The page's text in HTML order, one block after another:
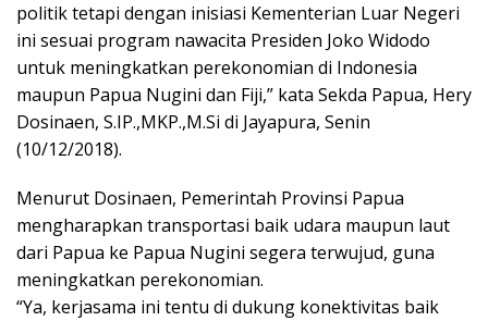
politik tetapi dengan inisiasi Kementerian Luar Negeri
ini sesuai program nawacita Presiden Joko Widodo
untuk meningkatkan perekonomian di Indonesia
maupun Papua Nugini dan Fiji,” kata Sekda Papua, Hery
Dosinaen, S.IP.,MKP.,M.Si di Jayapura, Senin
(10/12/2018).
Menurut Dosinaen, Pemerintah Provinsi Papua
mengharapkan transportasi baik udara maupun laut
dari Papua ke Papua Nugini segera terwujud, guna
meningkatkan perekonomian.
“Ya, kerjasama ini tentu di dukung konektivitas baik